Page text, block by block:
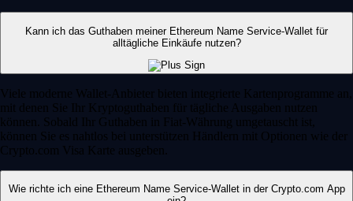
Kann ich das Guthaben meiner Ethereum Name Service-Wallet für
alltägliche Einkäufe nutzen?
Viele moderne Wallet-Anbieter bieten integrierte Kartenprogramme an,
mit denen Sie Ihr Kryptoguthaben für tägliche Ausgaben nutzen
können. Sobald Ihr Guthaben in Fiat-Währung umgetauscht ist,
können Sie es nahtlos bei unterstützen Händlern mit Optionen wie der
Crypto.com Visa Karte ausgeben.
Wie richte ich eine Ethereum Name Service-Wallet in der Crypto.com App